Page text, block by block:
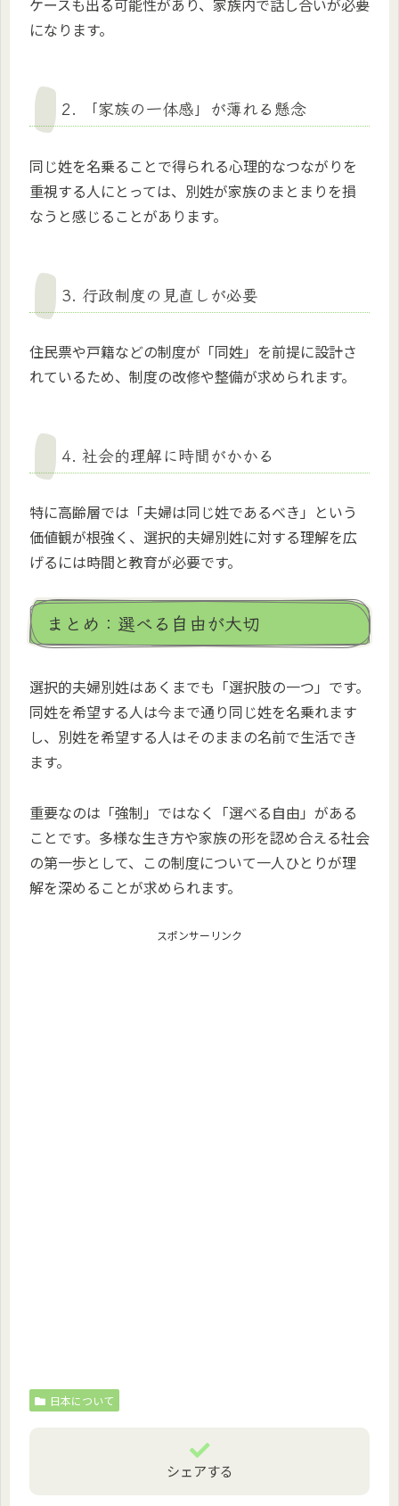
ケースも出る可能性があり、家族内で話し合いが必要
になります。
2. 「家族の一体感」が薄れる懸念
同じ姓を名乗ることで得られる心理的なつながりを
重視する人にとっては、別姓が家族のまとまりを損
なうと感じることがあります。
3. 行政制度の見直しが必要
住民票や戸籍などの制度が「同姓」を前提に設計さ
れているため、制度の改修や整備が求められます。
4. 社会的理解に時間がかかる
特に高齢層では「夫婦は同じ姓であるべき」という
価値観が根強く、選択的夫婦別姓に対する理解を広
げるには時間と教育が必要です。
まとめ：選べる自由が大切
選択的夫婦別姓はあくまでも「選択肢の一つ」です。
同姓を希望する人は今まで通り同じ姓を名乗れます
し、別姓を希望する人はそのままの名前で生活でき
ます。
重要なのは「強制」ではなく「選べる自由」がある
ことです。多様な生き方や家族の形を認め合える社会
の第一歩として、この制度について一人ひとりが理
解を深めることが求められます。
スポンサーリンク
日本について
シェアする